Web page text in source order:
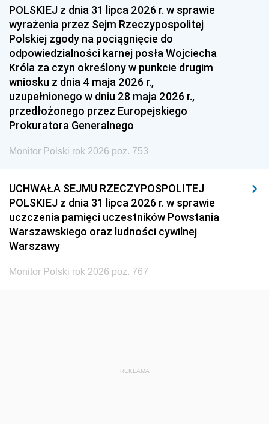
1951 1950 1949
1948 1947
1939 1938 1937
1936 1930
POLSKIEJ z dnia 31 lipca 2026 r. w sprawie
wyrażenia przez Sejm Rzeczypospolitej
Polskiej zgody na pociągnięcie do
odpowiedzialności karnej posła Wojciecha
Króla za czyn określony w punkcie drugim
wniosku z dnia 4 maja 2026 r.,
uzupełnionego w dniu 28 maja 2026 r.,
przedłożonego przez Europejskiego
Prokuratora Generalnego
Monitor Polski rok 2026 poz. 753
UCHWAŁA SEJMU RZECZYPOSPOLITEJ
POLSKIEJ z dnia 31 lipca 2026 r. w sprawie
uczczenia pamięci uczestników Powstania
Warszawskiego oraz ludności cywilnej
Warszawy
Monitor Polski rok 2026 poz. 767
REKLAMA